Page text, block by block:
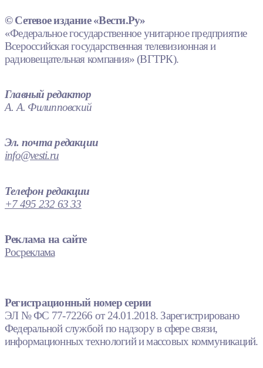
© Сетевое издание «Вести.Ру»
«Федеральное государственное унитарное предприятие
Всероссийская государственная телевизионная и
радиовещательная компания» (ВГТРК).
Главный редактор
А. А. Филипповский
Эл. почта редакции
info@vesti.ru
Телефон редакции
+7 495 232 63 33
Реклама на сайте
Росреклама
Регистрационный номер серии
ЭЛ № ФС 77-72266 от 24.01.2018. Зарегистрировано
Федеральной службой по надзору в сфере связи,
информационных технологий и массовых коммуникаций.